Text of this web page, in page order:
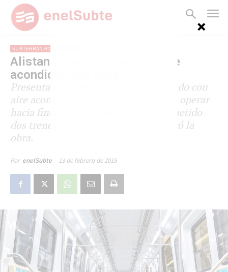
SUBTERRÁNEOS
Alistan primer Alstom con aire
acondicionado para la línea D
Presentaron el primer Alstom adaptado con
aire acondicionado, que comenzará a operar
hacia fines de este mes. Habían prometido
dos trenes para enero, pero se demoró la
obra.
Por enelSubte 13 de febrero de 2015